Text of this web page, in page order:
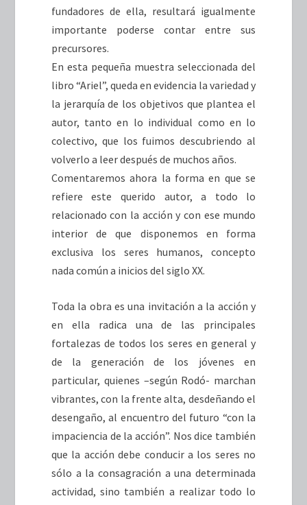
fundadores de ella, resultará igualmente
importante poderse contar entre sus
precursores.
En esta pequeña muestra seleccionada del
libro “Ariel”, queda en evidencia la variedad y
la jerarquía de los objetivos que plantea el
autor, tanto en lo individual como en lo
colectivo, que los fuimos descubriendo al
volverlo a leer después de muchos años.
Comentaremos ahora la forma en que se
refiere este querido autor, a todo lo
relacionado con la acción y con ese mundo
interior de que disponemos en forma
exclusiva los seres humanos, concepto
nada común a inicios del siglo XX.
Toda la obra es una invitación a la acción y
en ella radica una de las principales
fortalezas de todos los seres en general y
de la generación de los jóvenes en
particular, quienes –según Rodó- marchan
vibrantes, con la frente alta, desdeñando el
desengaño, al encuentro del futuro “con la
impaciencia de la acción”. Nos dice también
que la acción debe conducir a los seres no
sólo a la consagración a una determinada
actividad, sino también a realizar todo lo